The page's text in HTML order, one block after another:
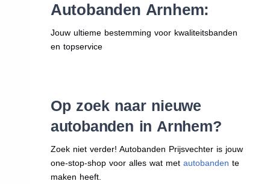
Autobanden Arnhem:
Jouw ultieme bestemming voor kwaliteitsbanden
en topservice
Op zoek naar nieuwe
autobanden in Arnhem?
Zoek niet verder! Autobanden Prijsvechter is jouw
one-stop-shop voor alles wat met autobanden te
maken heeft.